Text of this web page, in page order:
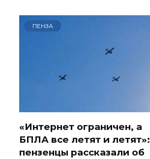
ПЕНЗА
«Интернет ограничен, а
БПЛА все летят и летят»:
пензенцы рассказали об